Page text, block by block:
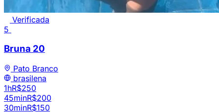
Verificada
5
Bruna 20
Pato Branco
brasilena
1hR$250
45minR$200
30minR$150